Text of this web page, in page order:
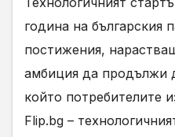
година на българския
постижения,
амбиция да продължи
който потребителите
Flip.bg –